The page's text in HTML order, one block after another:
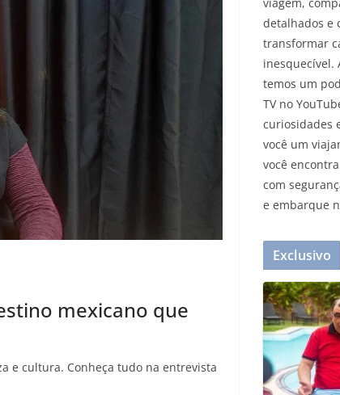
mexicano que
e cultura. Conheça tudo na entrevista
detalhados e
transformar
inesquecível.
temos um
TV no
curiosidades
você um
você
com
e embarque
Exclusivo